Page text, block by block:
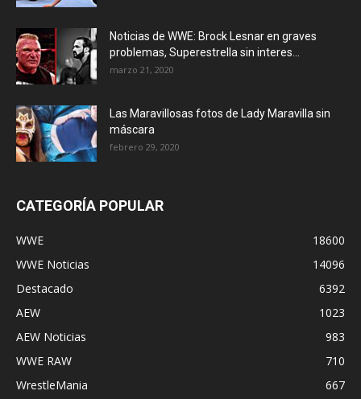
Noticias de WWE: Brock Lesnar en graves
problemas, Superestrella sin interes...
marzo 21, 2020
Las Maravillosas fotos de Lady Maravilla sin
máscara
febrero 29, 2020
CATEGORÍA POPULAR
WWE
18600
WWE Noticias
14096
Destacado
6392
AEW
1023
AEW Noticias
983
WWE RAW
710
WrestleMania
667